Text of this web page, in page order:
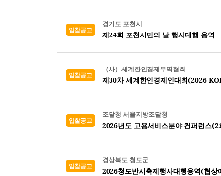
입찰공고
경기도 포천시
제24회 포천시민의 날 행사대행 용역
입찰공고
（사）세계한인경제무역협회
제30차 세계한인경제인대회(2026
입찰공고
조달청 서울지방조달청
2026년도 고용서비스분야 컨퍼런스
입찰공고
경상북도 청도군
2026청도반시축제행사대행용역(협상